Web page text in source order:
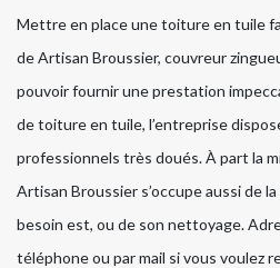
Mettre en place une toiture en tuile
de Artisan Broussier, couvreur
pouvoir fournir une prestation
de toiture en tuile, l’entreprise
professionnels très doués. À part la
Artisan Broussier s’occupe aussi de
besoin est, ou de son nettoyage.
téléphone ou par mail si vous voulez